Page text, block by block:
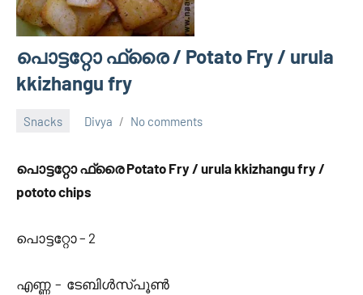
പൊട്ടറ്റോ ഫ്രൈ / Potato Fry / urula
kkizhangu fry
Snacks
2013
Divya No comments
പൊട്ടറ്റോ ഫ്രൈ Potato Fry / urula kkizhangu fry /
pototo chips
പൊട്ടറ്റോ – 2
എണ്ണ – ടേബിള്‍സ്പൂണ്‍